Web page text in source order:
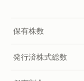
保有株数
発行済株式総数